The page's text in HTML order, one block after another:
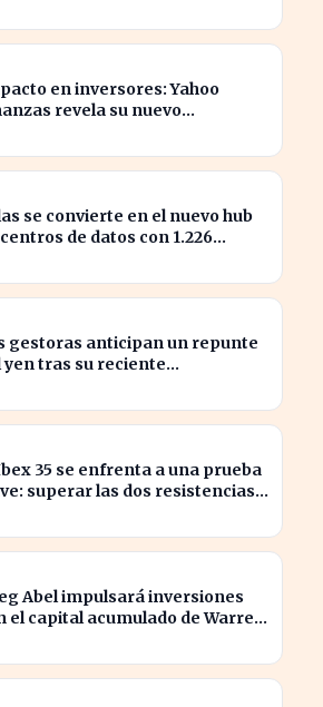
en inversores: Yahoo
revela su nuevo
se convierte en el nuevo hub
de datos con 1.226
gestoras anticipan un repunte
yen tras su reciente
35 se enfrenta a una prueba
superar las dos resistencias
Abel impulsará inversiones
el capital acumulado de Warren